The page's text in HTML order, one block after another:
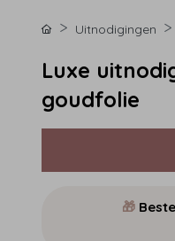
Uitnodigingen
Luxe
goudfolie
🎁